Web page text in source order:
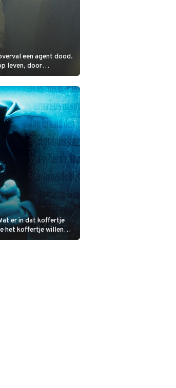
een agent dood.
leven, door
er in dat koffertje
het koffertje willen